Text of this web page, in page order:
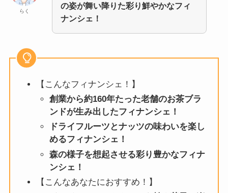
らく
の姿が舞い降りた彩り鮮やかなフィ
ナンシェ！
【こんなフィナンシェ！】
創業から約160年たった老舗のお茶ブラ
ンドが生み出したフィナンシェ！
ドライフルーツとナッツの味わいを楽し
めるフィナンシェ！
森の様子を想起させる彩り豊かなフィナ
ンシェ！
【こんなあなたにおすすめ！】